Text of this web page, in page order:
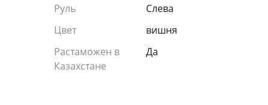
Руль
Слева
Цвет
вишня
Растаможен в
Казахстане
Да